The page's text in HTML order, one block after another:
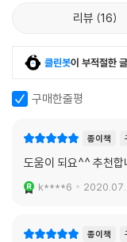
37 컴퓨터의 현재 상태
_ 운영체제 버전과 메모
_ 불필요한 프로그램 실
38 디스크 정리로 컴퓨터
39 파일 자동 복구와 자
_ 자동 복구 기능 사용하
_ 자동 저장 간격 변경하
_ 한 번도 저장하지 않은
40 컴퓨터가 갑자기 느
리뷰 16
클린봇이 부적절한
구매한줄평
종이책
도움이 되요^^ 추천합
k****6
종이책